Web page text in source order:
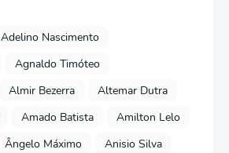
Adelino Nascimento
Agnaldo Timóteo
Almir Bezerra
Altemar Dutra
Amado Batista
Amilton Lelo
Ângelo Máximo
Anisio Silva